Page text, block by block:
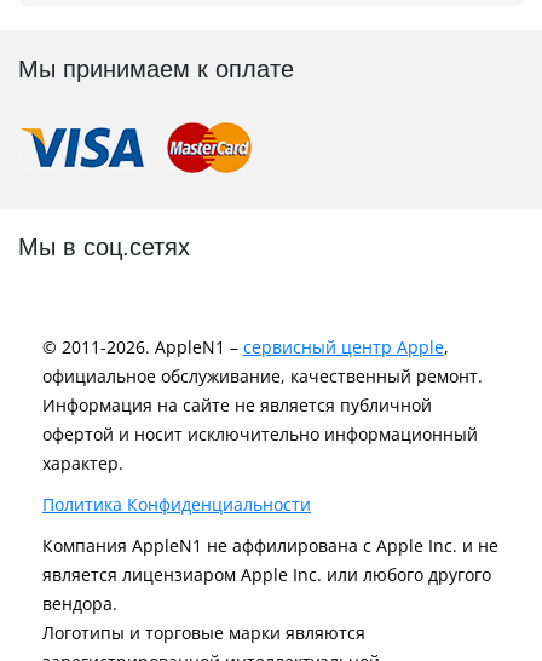
Мы принимаем к оплате
Мы в соц.сетях
© 2011-2026. AppleN1 – сервисный центр Apple,
официальное обслуживание, качественный ремонт.
Информация на сайте не является публичной
офертой и носит исключительно информационный
характер.
Политика Конфиденциальности
Компания AppleN1 не аффилирована c Apple Inc. и не
является лицензиаром Apple Inc. или любого другого
вендора.
Логотипы и торговые марки являются